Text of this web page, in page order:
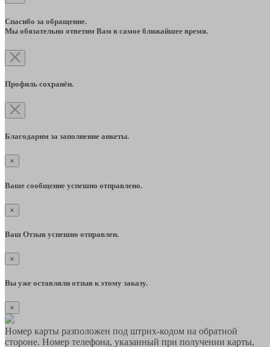
Спасибо за обращение.
Мы обязательно ответим Вам в самое ближайшее время.
Профиль сохранён.
Благодарим за заполнение анкеты.
×
Ваше сообщение успешно отправлено.
×
Ваш Отзыв успешно отправлен.
×
Вы уже оставляли отзыв к этому заказу.
×
Номер карты разположен под штрих-кодом на обратной
стороне. Номер телефона, указанный при получении карты,